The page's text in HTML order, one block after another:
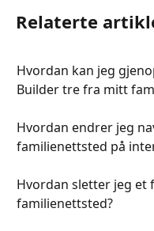
Relaterte
Hvordan kan jeg
Builder tre fra mitt
Hvordan endrer jeg
familienettsted på
Hvordan sletter jeg
familienettsted?